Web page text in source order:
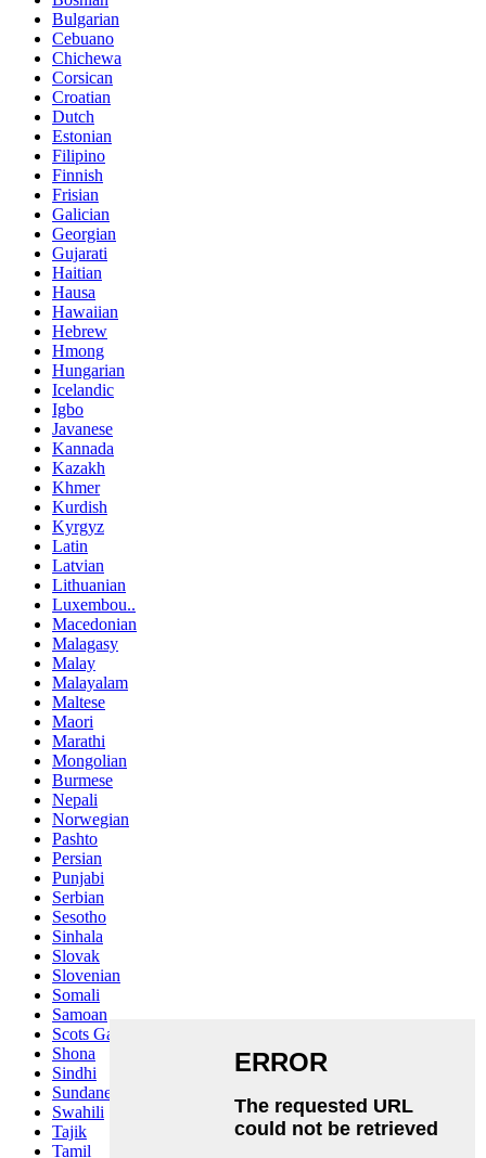
Bulgarian
Cebuano
Chichewa
Corsican
Croatian
Dutch
Estonian
Filipino
Finnish
Frisian
Galician
Georgian
Gujarati
Haitian
Hausa
Hawaiian
Hebrew
Hmong
Hungarian
Icelandic
Igbo
Javanese
Kannada
Kazakh
Khmer
Kurdish
Kyrgyz
Latin
Latvian
Lithuanian
Luxembou..
Macedonian
Malagasy
Malay
Malayalam
Maltese
Maori
Marathi
Mongolian
Burmese
Nepali
Norwegian
Pashto
Persian
Punjabi
Serbian
Sesotho
Sinhala
Slovak
Slovenian
Somali
Samoan
Scots Gaelic
Shona
Sindhi
Sundanese
Swahili
Tajik
Tamil